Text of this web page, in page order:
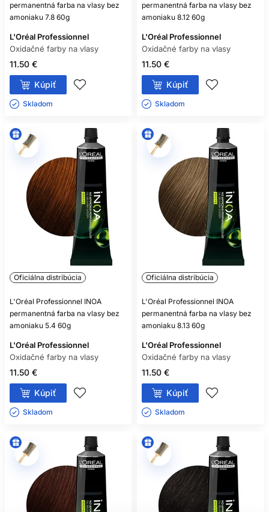
permanentná farba na vlasy bez
amoniaku 7.8 60g
L'Oréal Professionnel
Oxidačné farby na vlasy
11.50 €
Kúpiť
Skladom ㅤ
permanentná farba na vlasy bez
amoniaku 8.12 60g
L'Oréal Professionnel
Oxidačné farby na vlasy
11.50 €
Kúpiť
Skladom ㅤ
Oficiálna distribúcia
L'Oréal Professionnel INOA
permanentná farba na vlasy bez
amoniaku 5.4 60g
L'Oréal Professionnel
Oxidačné farby na vlasy
11.50 €
Kúpiť
Skladom ㅤ
Oficiálna distribúcia
L'Oréal Professionnel INOA
permanentná farba na vlasy bez
amoniaku 8.13 60g
L'Oréal Professionnel
Oxidačné farby na vlasy
11.50 €
Kúpiť
Skladom ㅤ